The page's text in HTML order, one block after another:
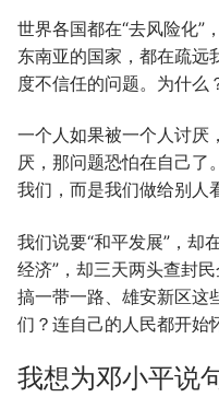
世界各国都在“去风险化”
东南亚的国家，都在疏远
度不信任的问题。为什么
一个人如果被一个人讨厌
厌，那问题恐怕在自己了
我们，而是我们做给别人
我们说要“和平发展”，却
经济”，却三天两头查封
搞一带一路、雄安新区这
们？连自己的人民都开始
我想为邓小平说